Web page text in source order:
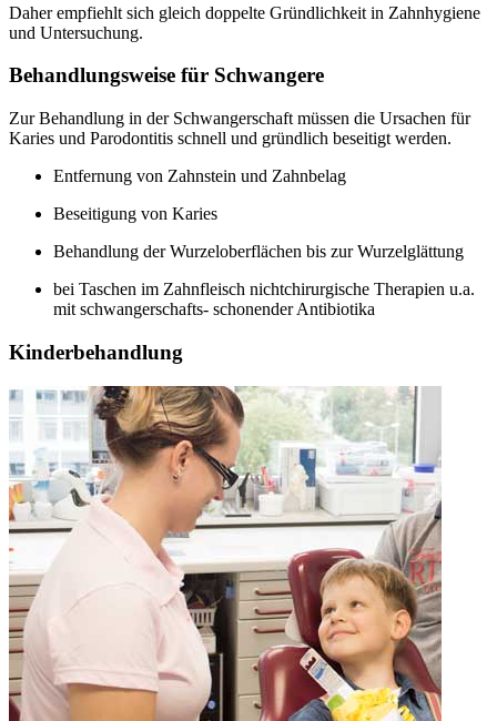
Daher empfiehlt sich gleich doppelte Gründlichkeit in Zahnhygiene
und Untersuchung.
Behandlungsweise für Schwangere
Zur Behandlung in der Schwangerschaft müssen die Ursachen für
Karies und Parodontitis schnell und gründlich beseitigt werden.
Entfernung von Zahnstein und Zahnbelag
Beseitigung von Karies
Behandlung der Wurzeloberflächen bis zur Wurzelglättung
bei Taschen im Zahnfleisch nichtchirurgische Therapien u.a.
mit schwangerschafts- schonender Antibiotika
Kinderbehandlung